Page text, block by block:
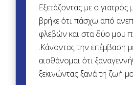
Εξετάζοντας με ο γιατρός
βρήκε ότι πάσχω από
φλεβών και στα δύο μου
.Κάνοντας την επέμβαση
αισθάνομαι ότι
ξεκινώντας ξανά τη ζωή